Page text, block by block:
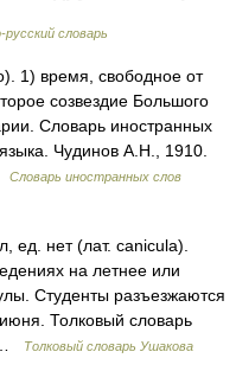
русский словарь
1) время, свободное от
созвездие Большого
Словарь иностранных
Чудинов А.Н., 1910.
Словарь иностранных слов
нет (лат. canicula).
на летнее или
Студенты разъезжаются
Толковый словарь
…
Толковый словарь Ушакова